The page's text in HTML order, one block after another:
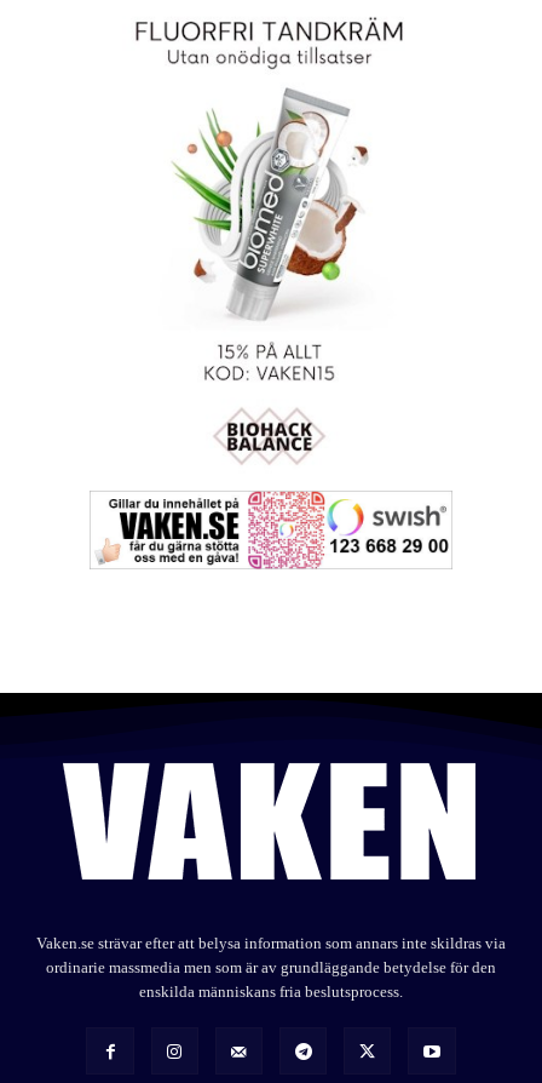
Vaken.se strävar efter att belysa information som annars inte skildras via
ordinarie massmedia men som är av grundläggande betydelse för den
enskilda människans fria beslutsprocess.